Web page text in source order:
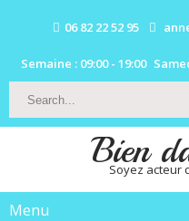
06 82 22 52 95
Semaine : 09:00 - 19:00
Bien
Soyez acteur
Menu